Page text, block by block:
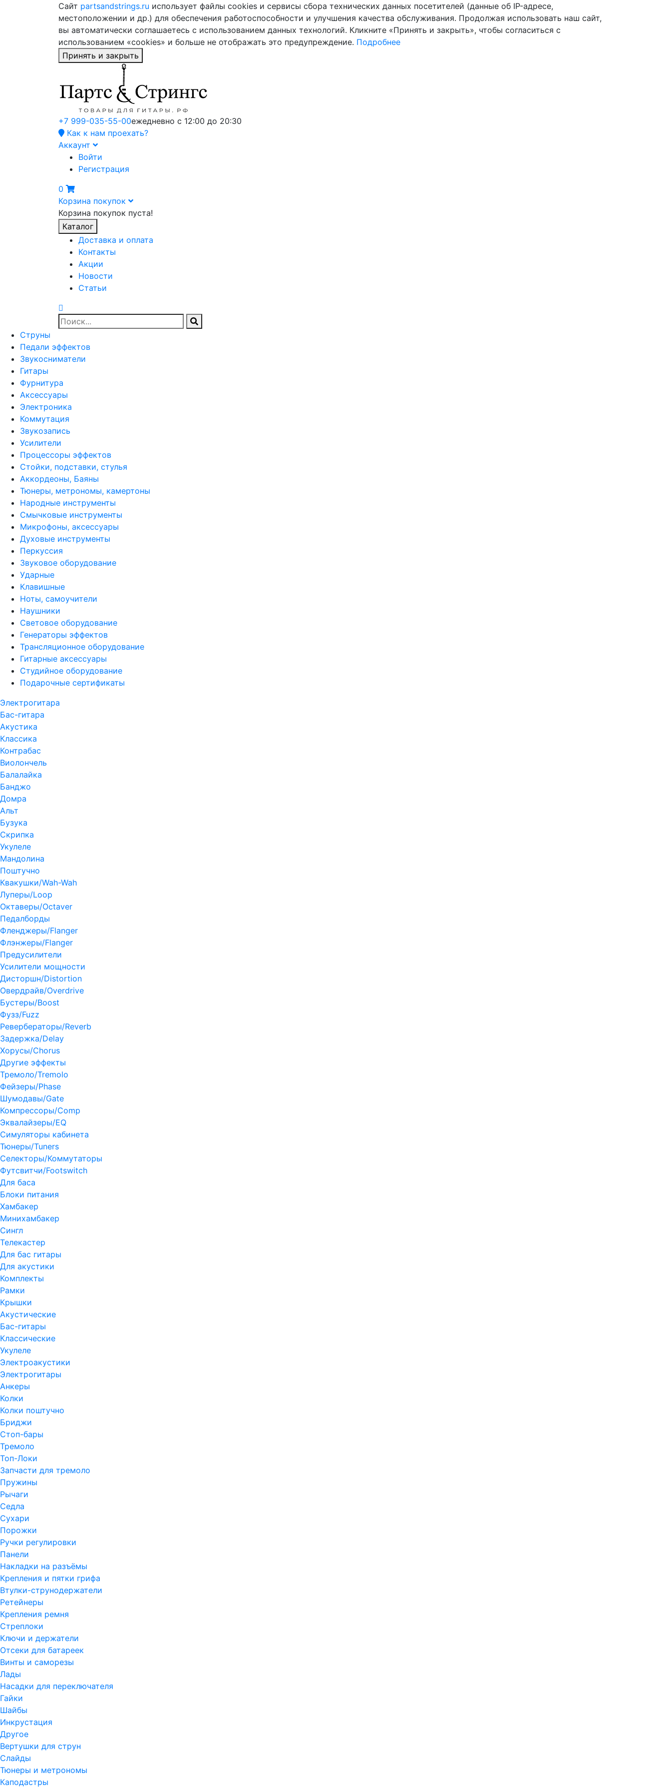
Сайт partsandstrings.ru использует файлы cookies и сервисы сбора технических данных посетителей (данные об IP-адресе,
местоположении и др.) для обеспечения работоспособности и улучшения качества обслуживания. Продолжая использовать наш сайт,
вы автоматически соглашаетесь с использованием данных технологий. Кликните «Принять и закрыть», чтобы согласиться с
использованием «cookies» и больше не отображать это предупреждение. Подробнее
Принять и закрыть
+7 999-035-55-00ежедневно с 12:00 до 20:30
Как к нам проехать?
Аккаунт
Войти
Регистрация
0
Корзина покупок
Корзина покупок пуста!
Каталог
Доставка и оплата
Контакты
Акции
Новости
Статьи
Струны
Педали эффектов
Звукосниматели
Гитары
Фурнитура
Аксессуары
Электроника
Коммутация
Звукозапись
Усилители
Процессоры эффектов
Стойки, подставки, стулья
Аккордеоны, Баяны
Тюнеры, метрономы, камертоны
Народные инструменты
Смычковые инструменты
Микрофоны, аксессуары
Духовые инструменты
Перкуссия
Звуковое оборудование
Ударные
Клавишные
Ноты, самоучители
Наушники
Световое оборудование
Генераторы эффектов
Трансляционное оборудование
Гитарные аксессуары
Студийное оборудование
Подарочные сертификаты
Электрогитара
Бас-гитара
Акустика
Классика
Контрабас
Виолончель
Балалайка
Банджо
Домра
Альт
Бузука
Скрипка
Укулеле
Мандолина
Поштучно
Квакушки/Wah-Wah
Луперы/Loop
Октаверы/Octaver
Педалборды
Фленджеры/Flanger
Флэнжеры/Flanger
Предусилители
Усилители мощности
Дисторшн/Distortion
Овердрайв/Overdrive
Бустеры/Boost
Фузз/Fuzz
Ревербераторы/Reverb
Задержка/Delay
Хорусы/Chorus
Другие эффекты
Тремоло/Tremolo
Фейзеры/Phase
Шумодавы/Gate
Компрессоры/Comp
Эквалайзеры/EQ
Симуляторы кабинета
Тюнеры/Tuners
Селекторы/Коммутаторы
Футсвитчи/Footswitch
Для баса
Блоки питания
Хамбакер
Минихамбакер
Сингл
Телекастер
Для бас гитары
Для акустики
Комплекты
Рамки
Крышки
Акустические
Бас-гитары
Классические
Укулеле
Электроакустики
Электрогитары
Анкеры
Колки
Колки поштучно
Бриджи
Стоп-бары
Тремоло
Топ-Локи
Запчасти для тремоло
Пружины
Рычаги
Седла
Сухари
Порожки
Ручки регулировки
Панели
Накладки на разъёмы
Крепления и пятки грифа
Втулки-струнодержатели
Ретейнеры
Крепления ремня
Стреплоки
Ключи и держатели
Отсеки для батареек
Винты и саморезы
Лады
Насадки для переключателя
Гайки
Шайбы
Инкрустация
Другое
Вертушки для струн
Слайды
Тюнеры и метрономы
Каподастры